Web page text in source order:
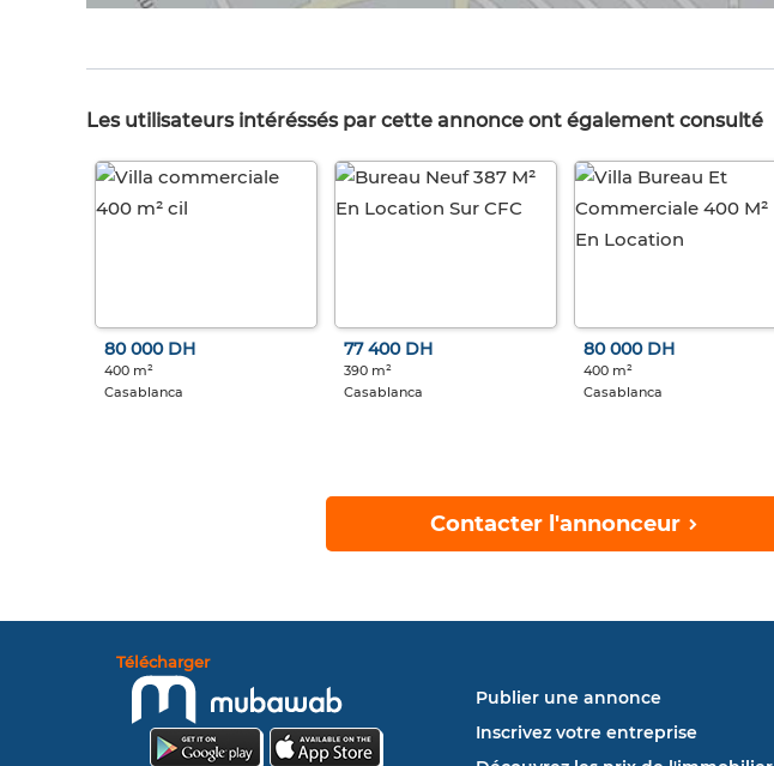
Les utilisateurs intéréssés par cette annonce ont également consulté
80 000 DH
400 m²
Casablanca
77 400 DH
390 m²
Casablanca
80 000 DH
400 m²
Casablanca
Contacter l'annonceur
Télécharger
Publier une annonce
Inscrivez votre entreprise